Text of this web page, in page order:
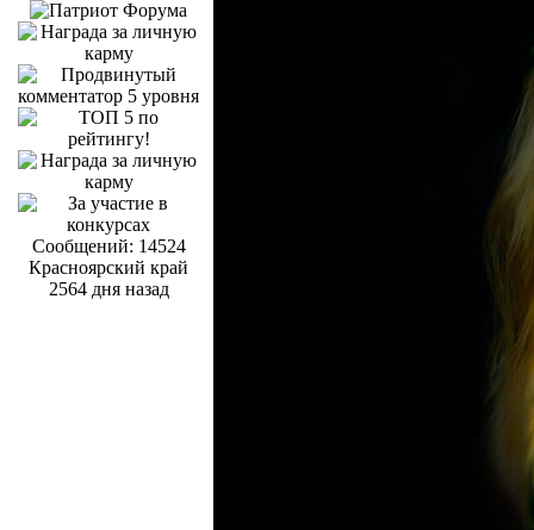
Сообщений: 14524
Красноярский край
2564 дня назад